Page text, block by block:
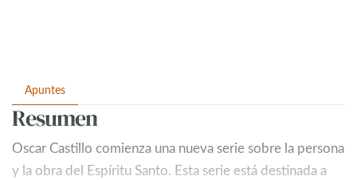
Apuntes
Resumen
Oscar Castillo comienza una nueva serie sobre la persona
y la obra del Espíritu Santo. Esta serie está destinada a